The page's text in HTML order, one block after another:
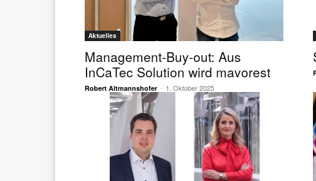
Aktuelles
Management-Buy-out: Aus
InCaTec Solution wird mavorest
Robert Altmannshofer - 1. Oktober 2025